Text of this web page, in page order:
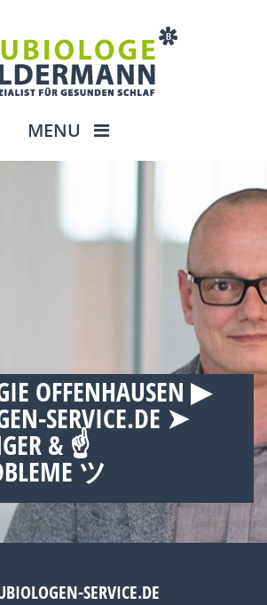
MENU
OFFENHAUSEN ▶︎
SERVICE.DE ➤
& ☝
ツ
SERVICE.DE